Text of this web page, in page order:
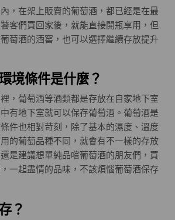
，在架上販賣的葡萄酒，都已經是在最
客們買回家後，就能直接開瓶享用，但
萄酒的酒窖，也可以選擇繼續存放提升
境條件是什麼？
，葡萄酒等酒類都是存放在自家地下室
有地下室就可以保存葡萄酒。葡萄酒是
件也相對苛刻，除了基本的濕度、溫度
的葡萄品種不同，就會有不一樣的存放
是建議想單純品嚐葡萄酒的朋友們，買
一起盡情的品味，不該煩惱葡萄酒保存
？